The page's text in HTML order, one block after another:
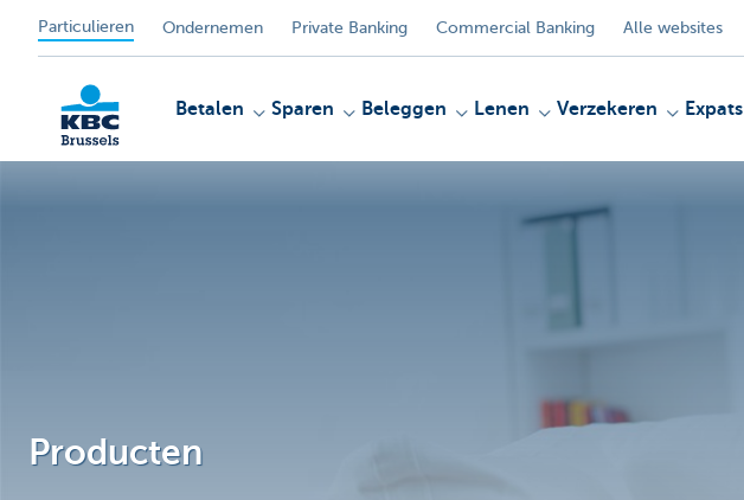
Particulieren Ondernemen Private Banking Commercial Banking Alle websites
Betalen Sparen Beleggen Lenen Verzekeren Expats
Producten